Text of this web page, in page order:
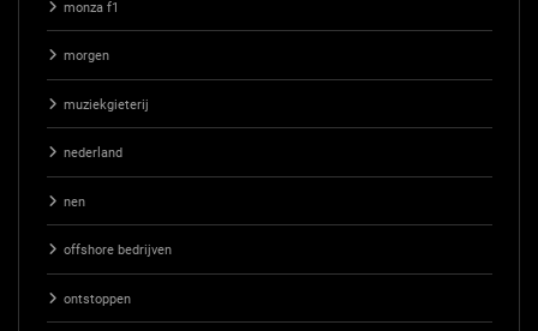
monza f1
morgen
muziekgieterij
nederland
nen
offshore bedrijven
ontstoppen